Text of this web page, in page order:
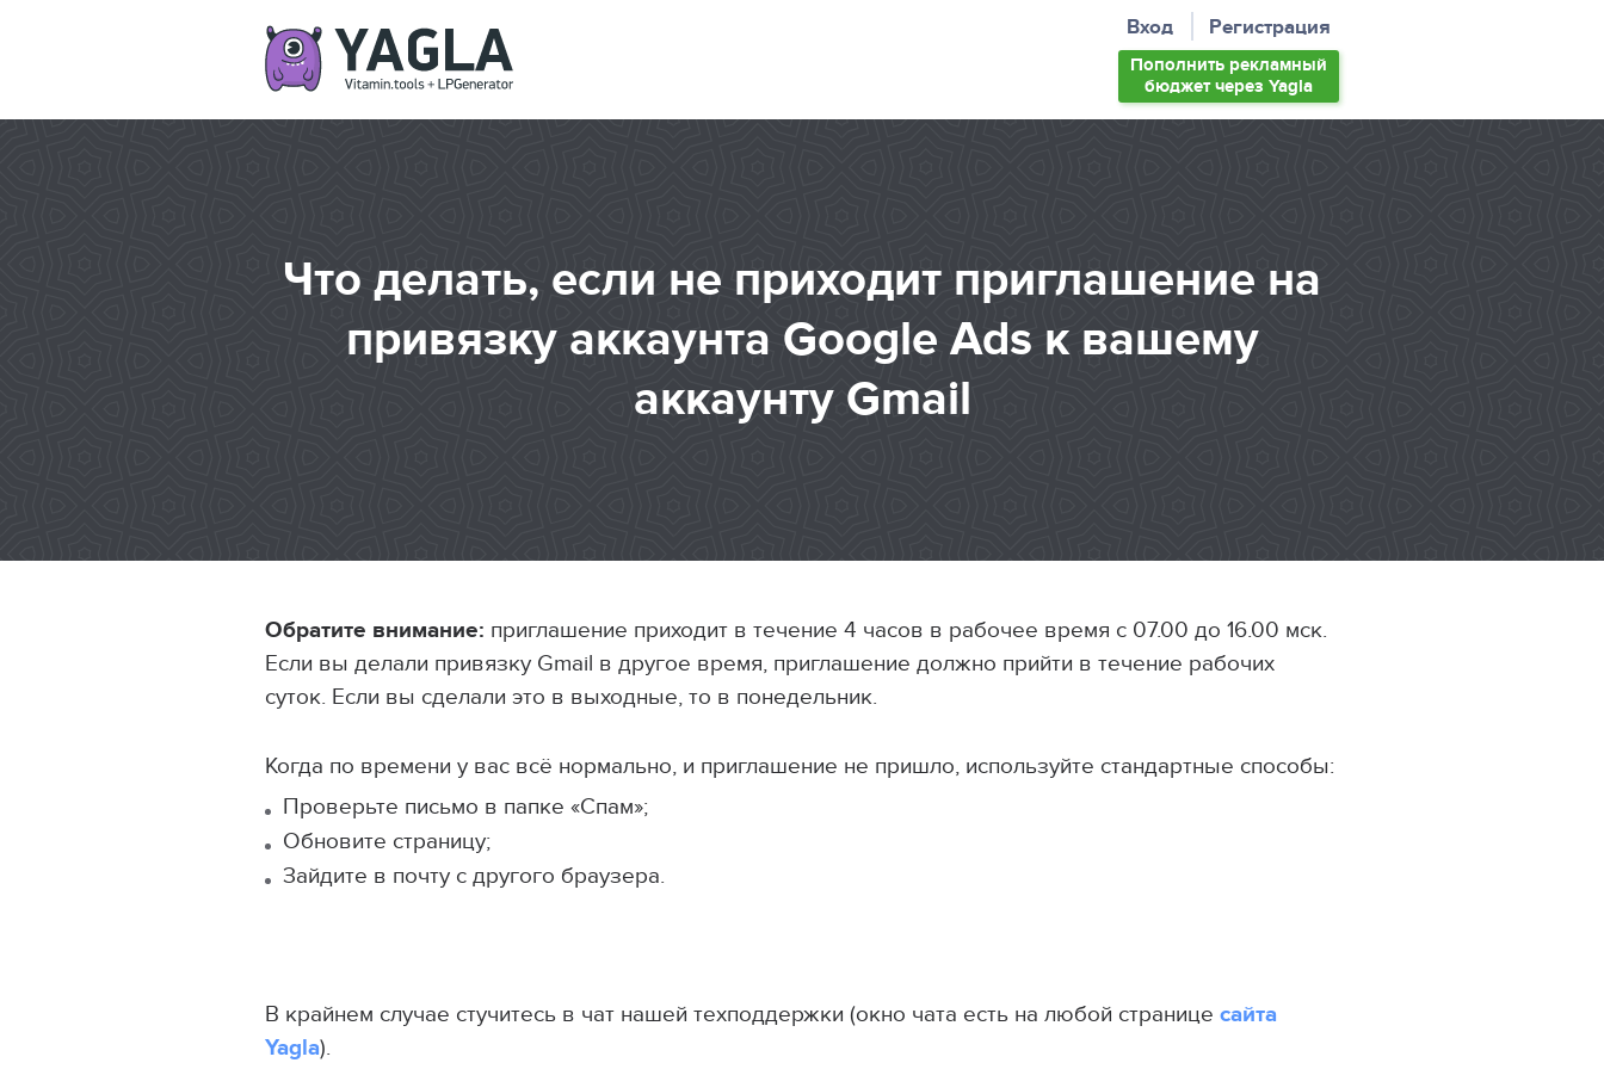
Вход Регистрация
Пополнить рекламный
бюджетчерез Yagla
Что делать, если не приходит приглашение на
привязку аккаунта Google Ads к вашему
аккаунту Gmail
Обратите внимание: приглашение приходит в течение 4 часов в рабочее время с 07.00 до 16.00 мск.
Если вы делали привязку Gmail в другое время, приглашение должно прийти в течение рабочих
суток. Если вы сделали это в выходные, то в понедельник.
Когда по времени у вас всё нормально, и приглашение не пришло, используйте стандартные способы:
Проверьте письмо в папке «Спам»;
Обновите страницу;
Зайдите в почту с другого браузера.
В крайнем случае стучитесь в чат нашей техподдержки (окно чата есть на любой странице сайта
Yagla).